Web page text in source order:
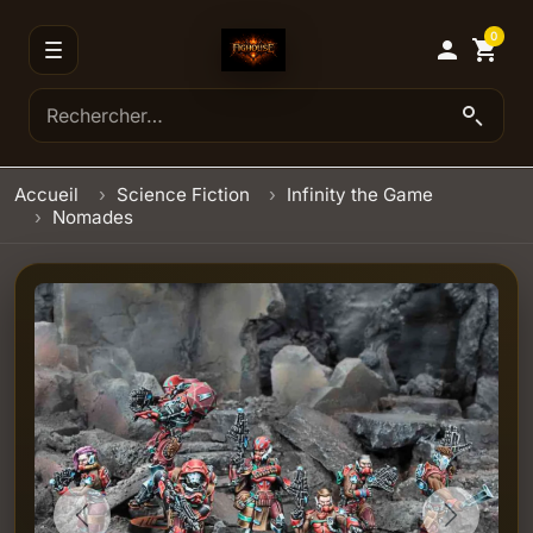
 shopping_cart
0
Accueil Science Fiction
Infinity the Game
Nomades
Previous Next